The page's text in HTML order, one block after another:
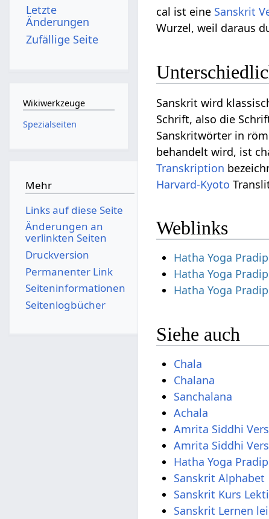
cal ist eine Sanskrit
Wurzel, weil daraus
Sanskrit wird
Schrift, also die
Sanskritwörter in
behandelt wird, ist
Transkription
Harvard-Kyoto
Weblinks
Hatha Yoga
Hatha Yoga
Hatha Yoga
Siehe auch
Chala
Chalana
Sanchalana
Achala
Amrita Siddhi
Amrita Siddhi
Hatha Yoga
Sanskrit Alphabet
Sanskrit Kurs
Sanskrit Lernen
Letzte
Änderungen
Zufällige Seite
Wikiwerkzeuge
Spezialseiten
Mehr
Links auf diese Seite
Änderungen an
verlinkten Seiten
Druckversion
Permanenter Link
Seiten­­informationen
Seitenlogbücher